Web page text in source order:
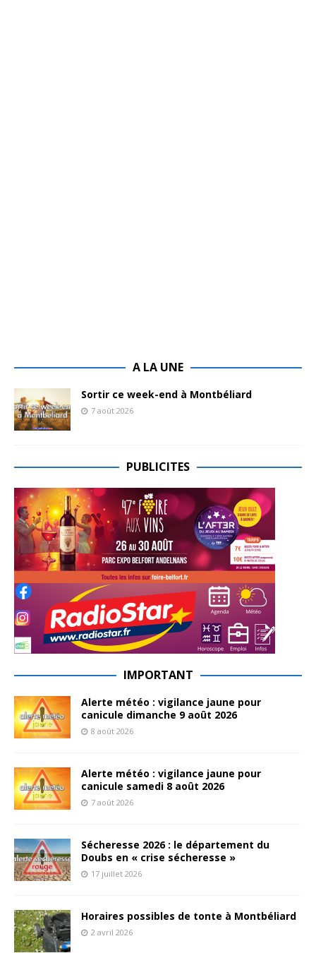
A LA UNE
Sortir ce week-end à Montbéliard
7 août 2026
PUBLICITES
IMPORTANT
Alerte météo : vigilance jaune pour
canicule dimanche 9 août 2026
8 août 2026
Alerte météo : vigilance jaune pour
canicule samedi 8 août 2026
7 août 2026
Sécheresse 2026 : le département du
Doubs en « crise sécheresse »
17 juillet 2026
Horaires possibles de tonte à Montbéliard
2 avril 2026